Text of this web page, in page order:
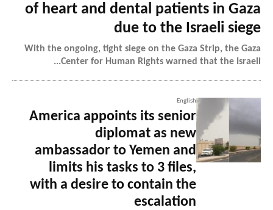
of heart and dental patients in Gaza
due to the Israeli siege
With the ongoing, tight siege on the Gaza Strip, the Gaza
Center for Human Rights warned that the Israeli...
English
America appoints its senior
diplomat as new
ambassador to Yemen and
limits his tasks to 3 files,
with a desire to contain the
escalation